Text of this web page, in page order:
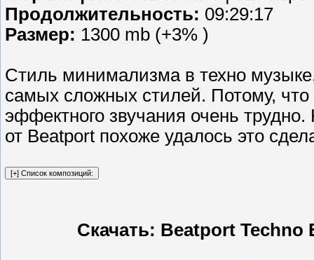
Продолжительность: 09:29:17
Размер: 1300 mb (+3% )
Стиль минимализма в техно
самых сложных стилей. Потому,
эффектного звучания очень
от Beatport похоже удалось это
Скачать: Beatport Techno